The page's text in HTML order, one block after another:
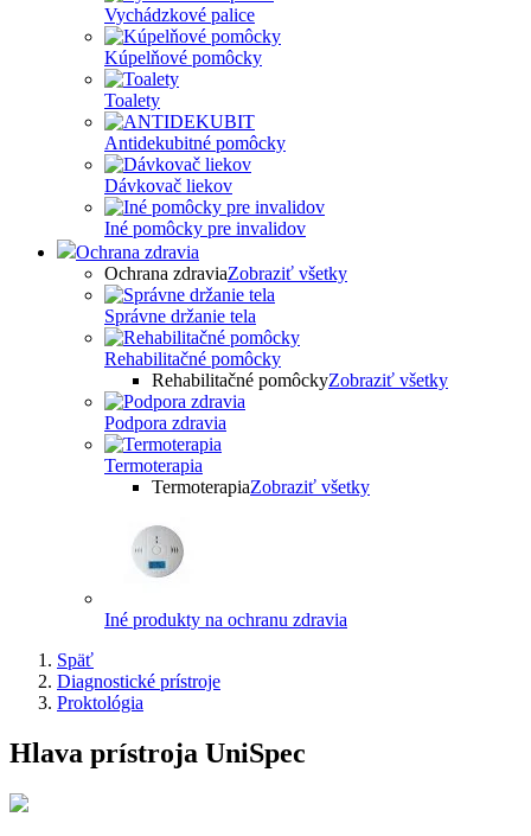
Vychádzkové palice
Kúpelňové pomôcky
Toalety
Antidekubitné pomôcky
Dávkovač liekov
Iné pomôcky pre invalidov
Ochrana zdravia
Ochrana zdraviaZobraziť všetky
Správne držanie tela
Rehabilitačné pomôcky
Rehabilitačné pomôckyZobraziť všetky
Podpora zdravia
Termoterapia
TermoterapiaZobraziť všetky
Iné produkty na ochranu zdravia
Späť
Diagnostické prístroje
Proktológia
Hlava prístroja UniSpec